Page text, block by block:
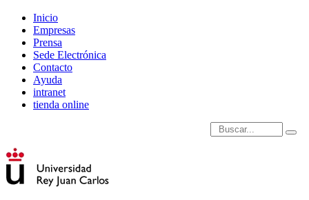
Inicio
Empresas
Prensa
Sede Electrónica
Contacto
Ayuda
intranet
tienda online
Introduce términos de